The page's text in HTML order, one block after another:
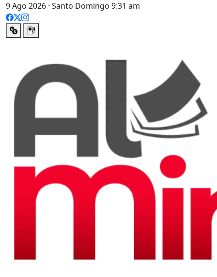
9 Ago 2026 · Santo Domingo 9:31 am